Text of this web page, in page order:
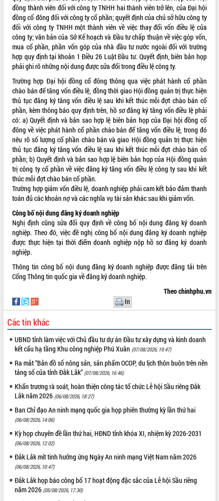
Nam Anh hùng” và trao Huân chương
Lao động
UBND tỉnh Đắk Lắk triển khai nhiệm
vụ 6 tháng cuối năm 2026
Kỳ họp thứ Hai, Hội đồng nhân dân
tỉnh khóa XI quyết nghị nhiều nội dung
quan trọng
Bí thư Tỉnh ủy Lương Nguyễn Minh
Triết thăm, tặng quà người có công với
cách mạng
Rà soát, hoàn thiện hệ thống thiết chế
văn hóa, thể thao đáp ứng yêu cầu
phát triển mới
Thường trực HĐND tỉnh Đắk Lắk gặp
mặt Đoàn chuyên gia y tế TP. Hồ Chí
Minh
Lễ truy điệu và an táng hài cốt liệt sĩ
tại Nghĩa trang Liệt sĩ xã Sơn Hòa
Bàn giải pháp tháo gỡ khó khăn trong
xuất khẩu sầu riêng và triển khai quy
định EUDR
Thứ trưởng Bộ Nông nghiệp và Môi
trường Nguyễn Hoàng Hiệp khảo sát
vùng trồng và doanh nghiệp đóng gói
sầu riêng tại Đắk Lắk
Trình diễn nghệ thuật chế biến các
Đắk Lắk công bố Quy hoạch và xúc
tiến đầu tư tỉnh
Ngành cá ngừ Đắk Lắk chủ động thích
ứng để giữ vững thị trường xuất khẩu
Diễn đàn Kinh tế tư nhân Việt Nam đột
phá cơ chế - Hợp tác công tư
Đề án 06 tạo bước ngoặt đột phá trong
cải cách hành chính tỉnh Đắk Lắk
Kết nối tour, đẩy mạnh chuyển đổi số
để phát triển du lịch Đắk Lắk
Khởi động Dự án Đầu tư xây dựng hạ
tầng kỹ thuật Cụm công nghiệp Tân
Tiến
Gặp mặt các cơ quan báo chí nhân Kỷ
niệm 101 năm Ngày Báo chí Cách
mạng Việt Nam
Đắk Lắk sơ kết 4 năm triển khai thực
hiện Đề án 06 của Chính phủ
Họp báo thông tin về Hội nghị Công bố
ALBUM ẢNH
LIÊN KẾT WEB
THỐNG KÊ TRUY CẬP
Hôm nay: 30996
Tất cả: 66043736
đồng thành viên đối với công ty TNHH hai thành viên trở lên, của Đại hội
đồng cổ đông đối với công ty cổ phần; quyết định của chủ sở hữu công ty
đối với công ty TNHH một thành viên về việc thay đổi vốn điều lệ của
công ty; văn bản của Sở Kế hoạch và Đầu tư chấp thuận về việc góp vốn,
mua cổ phần, phần vốn góp của nhà đầu tư nước ngoài đối với trường
hợp quy định tại khoản 1 Điều 26 Luật Đầu tư. Quyết định, biên bản họp
phải ghi rõ những nội dung được sửa đổi trong điều lệ công ty.
Trường hợp Đại hội đồng cổ đông thông qua việc phát hành cổ phần
chào bán để tăng vốn điều lệ, đồng thời giao Hội đồng quản trị thực hiện
thủ tục đăng ký tăng vốn điều lệ sau khi kết thúc mỗi đợt chào bán cổ
phần, kèm thông báo quy định trên, hồ sơ đăng ký tăng vốn điều lệ phải
có: a) Quyết định và bản sao hợp lệ biên bản họp của Đại hội đồng cổ
đông về việc phát hành cổ phần chào bán để tăng vốn điều lệ, trong đó
nêu rõ số lượng cổ phần chào bán và giao Hội đồng quản trị thực hiện
thủ tục đăng ký tăng vốn điều lệ sau khi kết thúc mỗi đợt chào bán cổ
phần; b) Quyết định và bản sao hợp lệ biên bản họp của Hội đồng quản
trị công ty cổ phần về việc đăng ký tăng vốn điều lệ công ty sau khi kết
thúc mỗi đợt chào bán cổ phần.
Trường hợp giảm vốn điều lệ, doanh nghiệp phải cam kết bảo đảm thanh
toán đủ các khoản nợ và các nghĩa vụ tài sản khác sau khi giảm vốn.
Công bố nội dung đăng ký doanh nghiệp
Nghị định cũng sửa đổi quy định về công bố nội dung đăng ký doanh
nghiệp. Theo đó, việc đề nghị công bố nội dung đăng ký doanh nghiệp
được thực hiện tại thời điểm doanh nghiệp nộp hồ sơ đăng ký doanh
nghiệp.
Thông tin công bố nội dung đăng ký doanh nghiệp được đăng tải trên
Cổng Thông tin quốc gia về đăng ký doanh nghiệp.
Theo chinhphu.vn
In
Các tin khác
UBND tỉnh làm việc với Chủ đầu tư dự án Đầu tư xây dựng và kinh doanh
kết cấu hạ tầng Khu công nghiệp Phú Xuân (07/08/2026, 19:47)
Ra mắt “Bản đồ số nông sản, sản phẩm OCOP, du lịch thôn buôn trên nền
tảng số của tỉnh Đắk Lắk” (07/08/2026, 16:46)
Khẩn trương rà soát, hoàn thiện công tác tổ chức Lễ hội Sầu riêng Đắk
Lắk năm 2026 (06/08/2026, 18:27)
Ban Chỉ đạo An ninh mạng quốc gia họp phiên thường kỳ lần thứ hai
(06/08/2026, 14:06)
Kỳ họp chuyên đề lần thứ hai, HĐND tỉnh khóa XI, nhiệm kỳ 2026-2031
(06/08/2026, 12:02)
Đắk Lắk mít tinh hưởng ứng Ngày An ninh mạng Việt Nam năm 2026
(06/08/2026, 10:47)
Đắk Lắk họp báo công bố 17 hoạt động đặc sắc của Lễ hội Sầu riêng
năm 2026 (05/08/2026, 17:30)